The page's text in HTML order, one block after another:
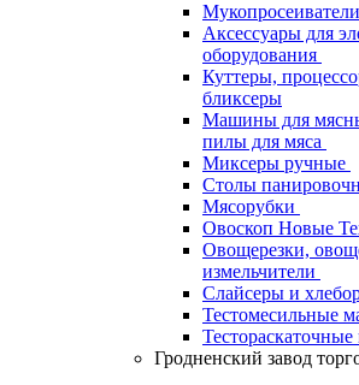
Мукопросеиватели
Аксессуары для
оборудования
Куттеры,
бликсеры
Машины для
пилы для мяса
Миксеры ручные
Столы
Мясорубки
Овоскоп Новые
Овощерезки,
измельчители
Слайсеры и
Тестомесильные
Гродненский завод